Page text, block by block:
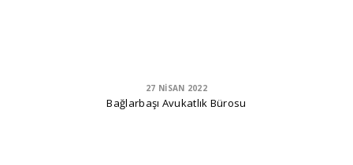
27 NISAN 2022
Bağlarbaşı Avukatlık Bürosu